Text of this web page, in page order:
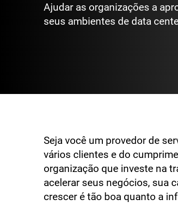
Ajudar as organizações a
seus ambientes de data
Seja você um provedor de
vários clientes e do
organização que investe na
acelerar seus negócios, sua
crescer é tão boa quanto a